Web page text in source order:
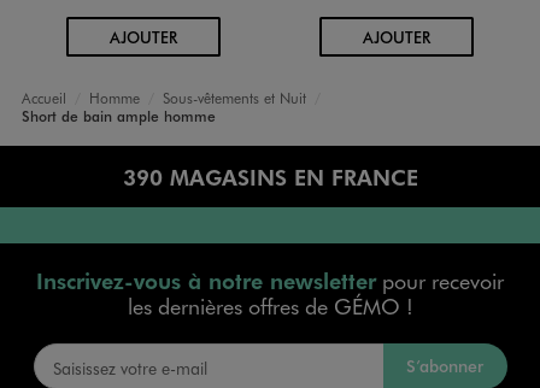
AJOUTERAU PANIER AJOUTERAU PANIER
Accueil Homme
Sous-vêtements et Nuit
Short de bain ample homme
390 MAGASINS EN FRANCE
Inscrivez-vous à notre newsletterpour recevoir
les dernières offres de GÉMO !
S’abonner